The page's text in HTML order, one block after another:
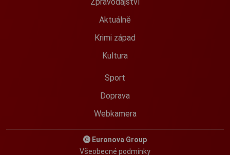
Aktuálně
Krimi západ
Kultura
Sport
Doprava
Webkamera
Euronova Group
Všeobecné podmínky